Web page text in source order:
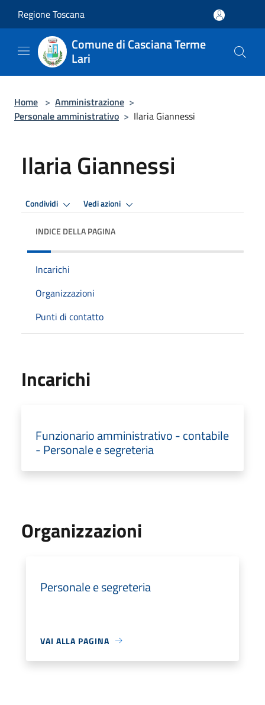
Regione Toscana
Comune di Casciana Terme
Lari
Home > Amministrazione >
Personale amministrativo > Ilaria Giannessi
Ilaria Giannessi
Condividi Vedi azioni
INDICE DELLA PAGINA
Incarichi
Organizzazioni
Punti di contatto
Incarichi
Funzionario amministrativo - contabile
- Personale e segreteria
Organizzazioni
Personale e segreteria
VAI ALLA PAGINA